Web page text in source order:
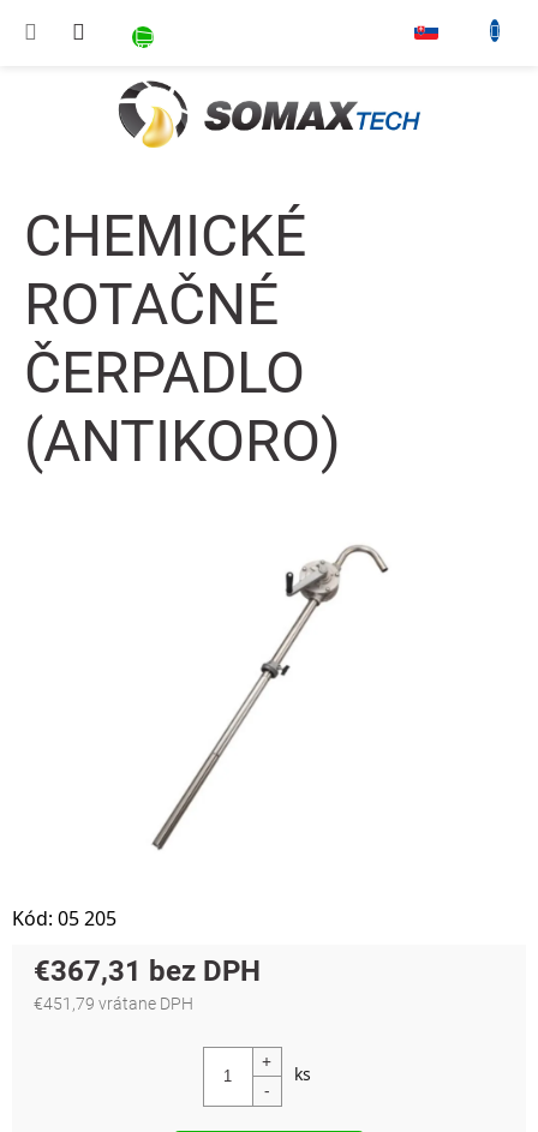
NÁKUPNÝ KOŠÍK
CHEMICKÉ
ROTAČNÉ
ČERPADLO
(ANTIKORO)
€367,31
€451,79 vrátane DPH
Kód: 05 205